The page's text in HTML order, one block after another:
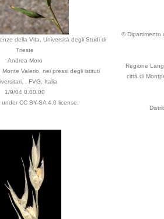
della Vita, Università degli Studi di
Trieste
Andrea Moro
Monte Valerio, nei pressi degli istituti
, FVG, Italia
1/9/04 0.00.00
CC BY-SA 4.0 license.
© Dipartimento
Regione
città di